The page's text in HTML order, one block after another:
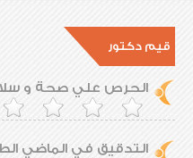
قيم دكتور
الحرص علي صحة و
التدقيق في الماضي